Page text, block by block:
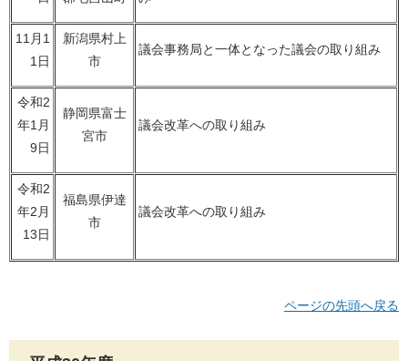
11月1
1日
新潟県村上
市
議会事務局と一体となった議会の取り組み
令和2
年1月
9日
静岡県富士
宮市
議会改革への取り組み
令和2
年2月
13日
福島県伊達
市
議会改革への取り組み
ページの先頭へ戻る